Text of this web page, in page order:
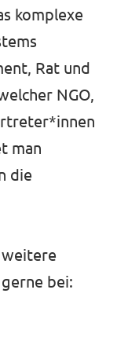
komplexe
Rat und
NGO,
man
die
bei: